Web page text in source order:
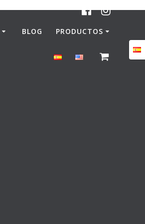
BLOG PRODUCTOS